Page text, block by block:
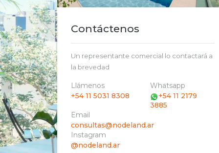
Contáctenos
Un representante comercial lo contactará a
la brevedad
Llámenos
+54 11 5031 8308
Whatsapp
+54 11 2179
3885
Email
consultas@nodeland.ar
Instagram
@nodeland.ar